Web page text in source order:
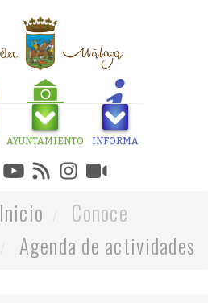
AYUNTAMIENTO INFORMA
Inicio
Conoce
Agenda de actividades